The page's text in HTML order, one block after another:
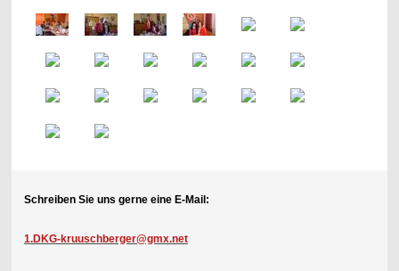
Schreiben Sie uns gerne eine E-Mail:
1.DKG-kruuschberger@gmx.net